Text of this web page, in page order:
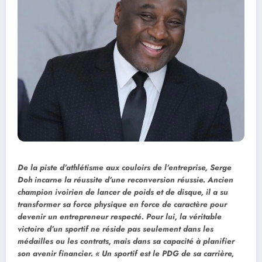
De la piste d’athlétisme aux couloirs de l’entreprise, Serge
Doh incarne la réussite d’une reconversion réussie. Ancien
champion ivoirien de lancer de poids et de disque, il a su
transformer sa force physique en force de caractère pour
devenir un entrepreneur respecté. Pour lui, la véritable
victoire d’un sportif ne réside pas seulement dans les
médailles ou les contrats, mais dans sa capacité à planifier
son avenir financier. « Un sportif est le PDG de sa carrière,